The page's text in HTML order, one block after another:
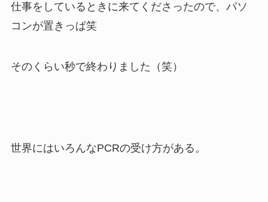
仕事をしているときに来てくださったので、パソ
コンが置きっぱ笑
そのくらい秒で終わりました（笑）
世界にはいろんなPCRの受け方がある。